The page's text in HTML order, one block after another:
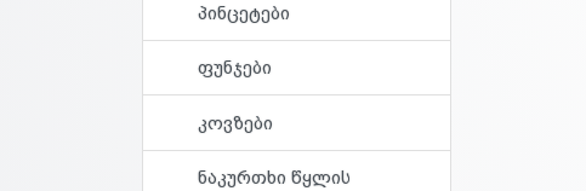
პინცეტები
ფუნჯები
კოვზები
ნაკურთხი წყლის